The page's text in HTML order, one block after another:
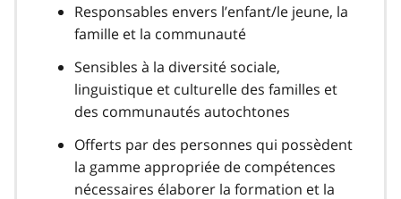
Responsables envers l’enfant/le jeune, la
famille et la communauté
Sensibles à la diversité sociale,
linguistique et culturelle des familles et
des communautés autochtones
Offerts par des personnes qui possèdent
la gamme appropriée de compétences
nécessaires élaborer la formation et la